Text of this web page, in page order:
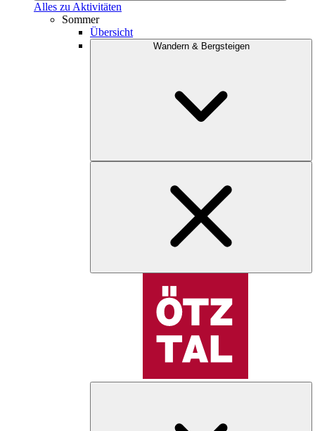
Alles zu Aktivitäten
Sommer
Übersicht
Wandern & Bergsteigen